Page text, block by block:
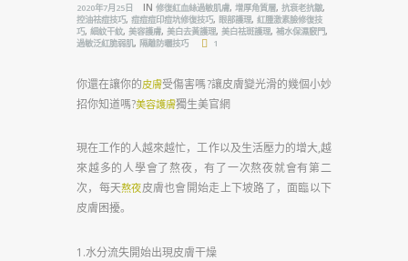
2020年7月25日 IN 修復紅血絲過敏肌膚, 增厚角質層, 抗衰老抗皺,
控油祛痘技巧, 痘痘痘印痘坑修復技巧, 眼部護理, 紅腫激素臉修復技
巧, 細紋干紋, 美容護膚, 美白去黃護理, 美白祛斑護理, 補水保濕竅門,
過敏泛紅脆弱肌, 隔離防曬技巧 1
你還在讓你的皮膚受傷害嗎?讓皮膚變光滑的幾個小妙
招你知道嗎?美容護膚獨生美官網
現在工作的人越來越忙，工作以及生活壓力的增大,越
來越多的人學會了熬夜，有了一次熬夜就會有第二
次，每天熬夜皮膚也會開始走上下坡路了，面臨以下
皮膚困擾。
1.水分流失開始出現皮膚干燥